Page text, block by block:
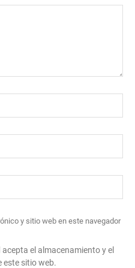
y sitio web en este navegador
el almacenamiento y el
este sitio web.